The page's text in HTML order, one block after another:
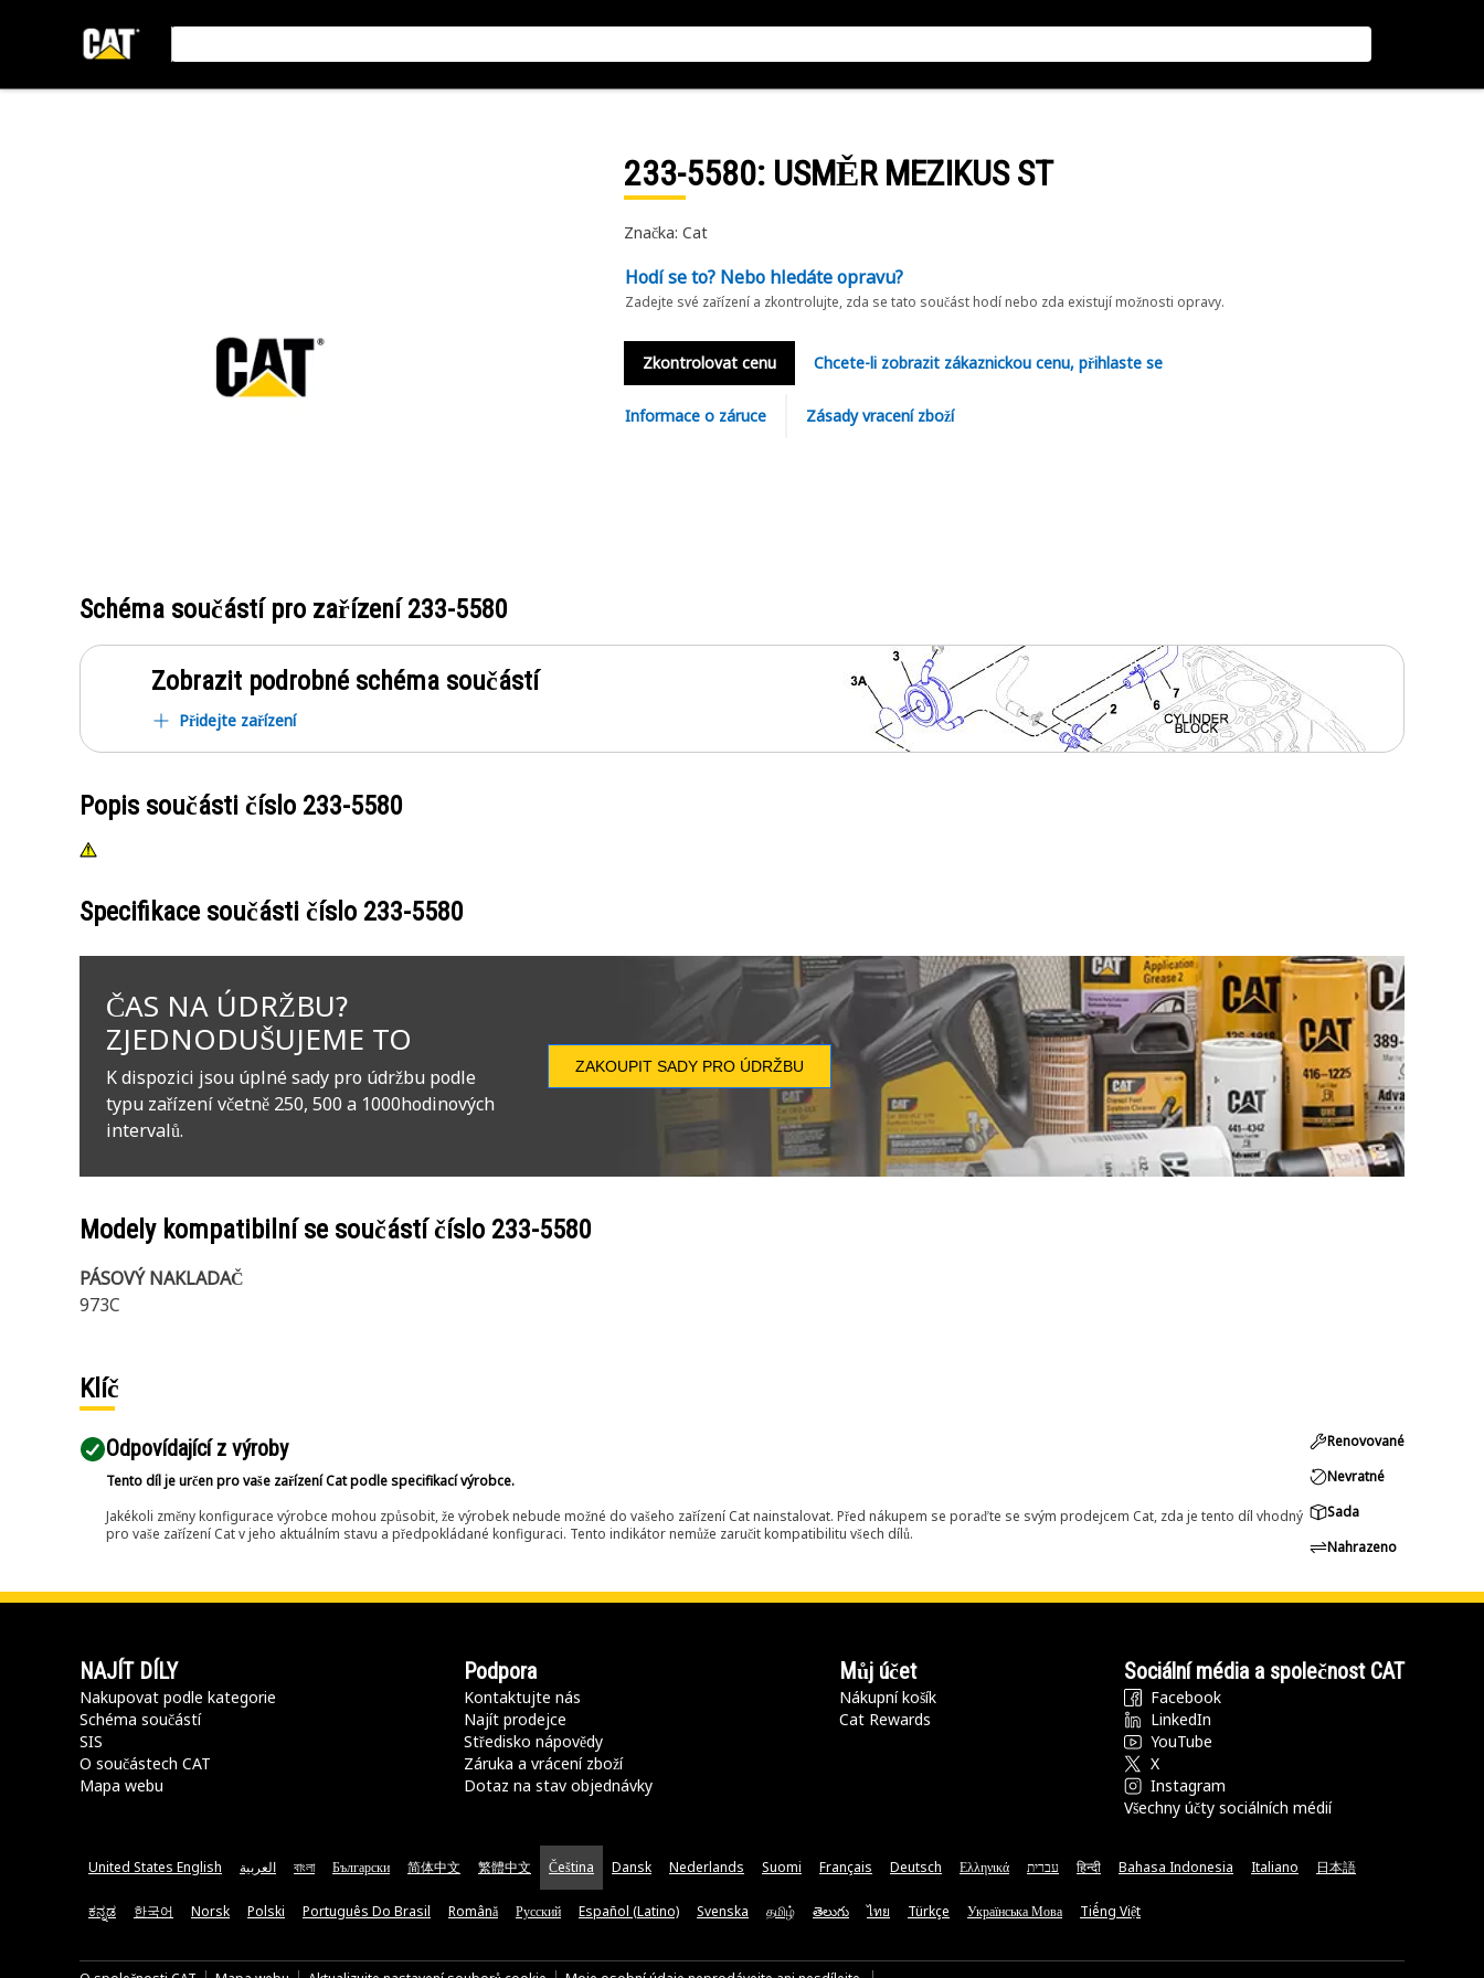
233-5580: USMĚR MEZIKUS ST
Značka: Cat
Hodí se to? Nebo hledáte opravu?
Zadejte své zařízení a zkontrolujte, zda se tato součást hodí nebo zda existují možnosti opravy.
Zkontrolovat cenu Chcete-li zobrazit zákaznickou cenu, přihlaste se
Informace o záruce Zásady vracení zboží
Schéma součástí pro zařízení233-5580
Zobrazit podrobné schéma součástí
Přidejte zařízení
Popis součásti číslo 233-5580
Specifikace součásti číslo 233-5580
ČAS NA ÚDRŽBU?
ZJEDNODUŠUJEME TO
K dispozici jsou úplné sady pro údržbu podle
typu zařízení včetně 250, 500 a 1000hodinových
intervalů.
ZAKOUPIT SADY PRO ÚDRŽBU
Modely kompatibilní se součástí číslo 233-5580
PÁSOVÝ NAKLADAČ
973C
Klíč
Odpovídající z výroby
Tento díl je určen pro vaše zařízení Cat podle specifikací výrobce.
Jakékoli změny konfigurace výrobce mohou způsobit, že výrobek nebude možné do vašeho zařízení Cat nainstalovat. Před nákupem se poraďte se svým prodejcem Cat, zda je tento díl vhodný
pro vaše zařízení Cat v jeho aktuálním stavu a předpokládané konfiguraci. Tento indikátor nemůže zaručit kompatibilitu všech dílů.
Renovované
Nevratné
Sada
Nahrazeno
NAJÍT DÍLY
Nakupovat podle kategorie
Schéma součástí
SIS
O součástech CAT
Mapa webu
Podpora
Kontaktujte nás
Najít prodejce
Středisko nápovědy
Záruka a vrácení zboží
Dotaz na stav objednávky
Můj účet
Nákupní košík
Cat Rewards
Sociální média a společnost CAT
Facebook
LinkedIn
YouTube
X
Instagram
Všechny účty sociálních médií
United States English العربية বাংলা Български 简体中文 繁體中文 Čeština Dansk Nederlands Suomi Français Deutsch Ελληνικά עברית हिन्दी Bahasa Indonesia Italiano 日本語
ಕನ್ನಡ 한국어 Norsk Polski Português Do Brasil Română Русский Español (Latino) Svenska தமிழ் తెలుగు ไทย Türkçe Українська Мова Tiếng Việt